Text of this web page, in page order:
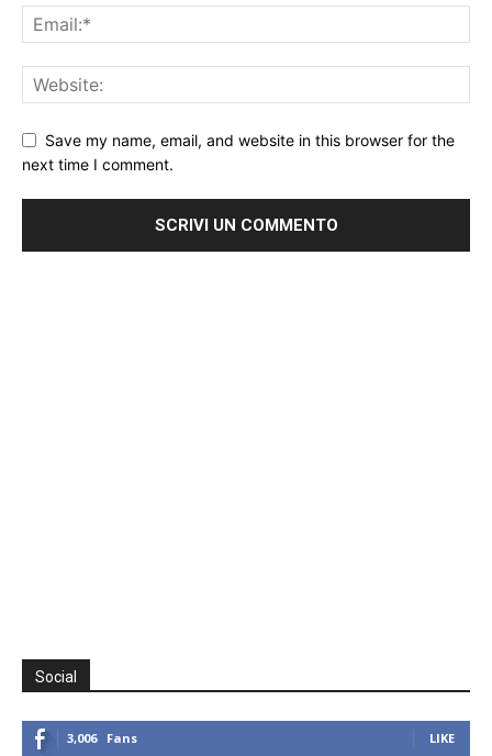
Save my name, email, and website in this browser for the
next time I comment.
Social
3,006 Fans LIKE